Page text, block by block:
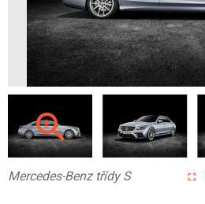
Mercedes-Benz třídy S